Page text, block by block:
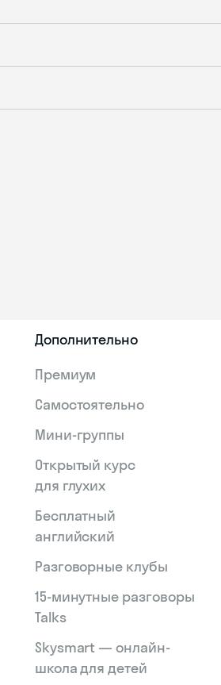
Дополнительно
Премиум
Самостоятельно
Мини-группы
Открытый курс
для глухих
Бесплатный
английский
Разговорные клубы
15‑минутные разговоры
Talks
Skysmart — онлайн-
школа для детей
online